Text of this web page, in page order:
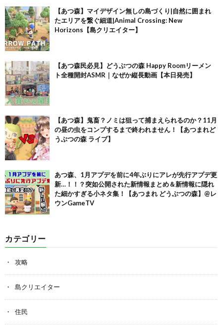
【あつ森】マイデザイン無しの島づくり|自然に囲まれ
たエリアを繋ぐ細道|Animal Crossing: New
Horizons【島クリエイター】
【あつ森民必見】どうぶつの森 Happy Roomリーメン
ト全種開封ASMR｜なぜか縦長動画【本日発売】
【あつ森】鬼畜？ノミは狙って捕まえられるのか？11月
の昼の虫をコンプするまで終われません！【あつまれど
うぶつの森 ライブ】
あつ森、1月アプデを前に4年ぶりにアレが先行アプデ更
新…！！？突如公開された新情報まとめ＆新情報に隠れ
た細かすぎる小ネタ集！【あつまれ どうぶつの森】@レ
ウンGameTV
カテゴリー
攻略
島クリエイター
住民